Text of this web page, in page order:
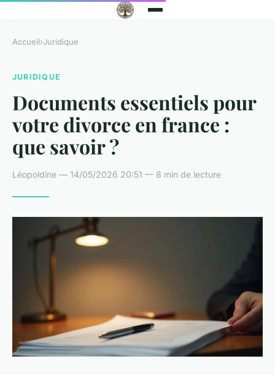
Accueil›Juridique
JURIDIQUE
Documents essentiels pour
votre divorce en france :
que savoir ?
Léopoldine — 14/05/2026 20:51 — 8 min de lecture